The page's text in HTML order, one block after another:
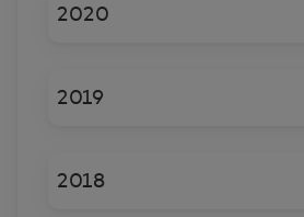
2020
2019
2018